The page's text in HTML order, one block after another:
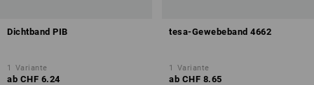
Dichtband PIB
1 Variante
ab CHF 6.24
tesa-Gewebeband 4662
1 Variante
ab CHF 8.65